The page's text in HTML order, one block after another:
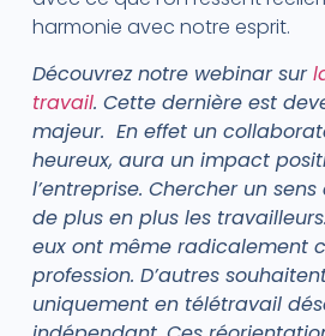
harmonie avec notre esprit.
Découvrez notre webinar sur
travail. Cette dernière est
majeur. En effet un
heureux, aura un impact
l’entreprise. Chercher un
de plus en plus les
eux ont même radicalement
profession. D’autres
uniquement en télétravail